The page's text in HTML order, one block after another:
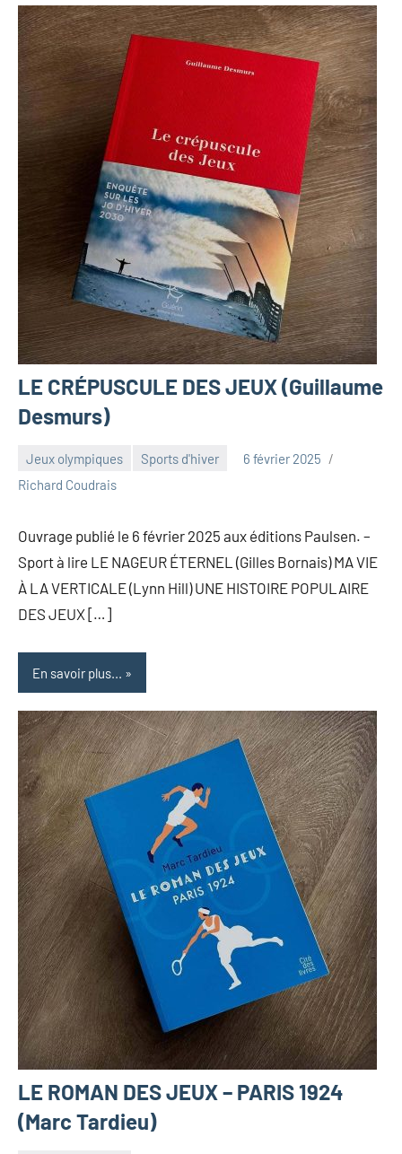
LE CRÉPUSCULE DES JEUX (Guillaume
Desmurs)
Jeux olympiques Sports d'hiver
6 février 2025
Richard Coudrais
Ouvrage publié le 6 février 2025 aux éditions Paulsen. –
Sport à lire LE NAGEUR ÉTERNEL (Gilles Bornais) MA VIE
À LA VERTICALE (Lynn Hill) UNE HISTOIRE POPULAIRE
DES JEUX […]
En savoir plus...
LE ROMAN DES JEUX – PARIS 1924
(Marc Tardieu)